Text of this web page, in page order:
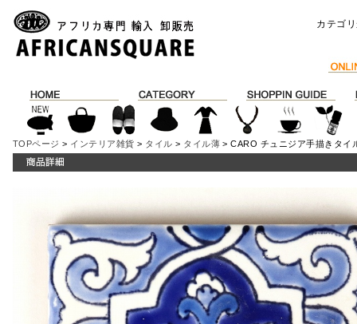
カテゴ
TOPページ > インテリア雑貨 > タイル > タイル薄 > CARO チュニジア手描きタ